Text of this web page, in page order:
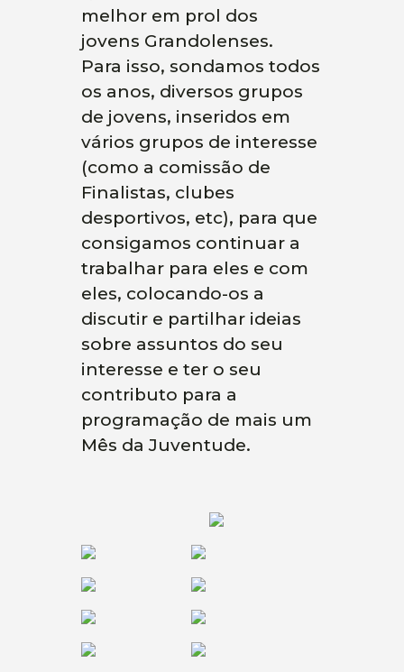
melhor em prol dos
jovens Grandolenses.
Para isso, sondamos todos
os anos, diversos grupos
de jovens, inseridos em
vários grupos de interesse
(como a comissão de
Finalistas, clubes
desportivos, etc), para que
consigamos continuar a
trabalhar para eles e com
eles, colocando-os a
discutir e partilhar ideias
sobre assuntos do seu
interesse e ter o seu
contributo para a
programação de mais um
Mês da Juventude.